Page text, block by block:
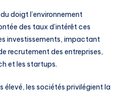
doigt l’environnement
des taux d’intérêt ces
investissements, impactant
recrutement des entreprises,
et les startups.
élevé, les sociétés privilégient la